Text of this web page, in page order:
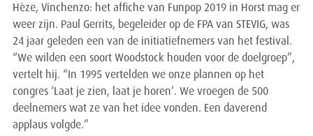
Hèze, Vinchenzo: het affiche van Funpop 2019 in Horst mag er
weer zijn. Paul Gerrits, begeleider op de FPA van STEVIG, was
24 jaar geleden een van de initiatiefnemers van het festival.
“We wilden een soort Woodstock houden voor de doelgroep”,
vertelt hij. “In 1995 vertelden we onze plannen op het
congres ‘Laat je zien, laat je horen’. We vroegen de 500
deelnemers wat ze van het idee vonden. Een daverend
applaus volgde.”